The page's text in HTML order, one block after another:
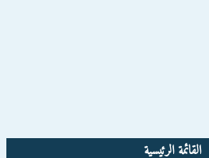
القائمة الرئيسية